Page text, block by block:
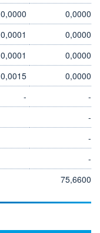
0,0000
0,0000
0,0001
0,0000
0,0001
0,0000
0,0015
0,0000
-
-
-
-
-
75,6600